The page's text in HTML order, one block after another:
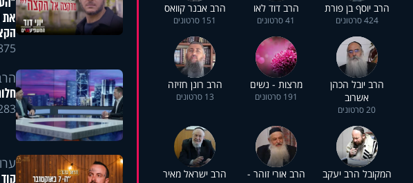
הרב יוסף בן פורת
424 סרטונים
הרב דוד לאו
41 סרטונים
הרב אבנר קוואס
151 סרטונים
הרב יובל הכהן
אשרוב
20 סרטונים
מרצות - נשים
191 סרטונים
הרב רונן חזיזה
13 סרטונים
המקובל הרב יעקב
הרב אורי זוהר -
הרב ישראל מאיר
את
2875
283